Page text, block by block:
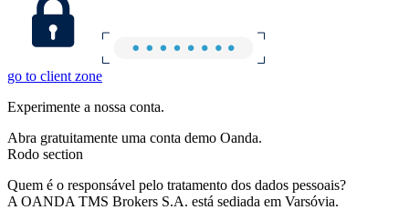
go to client zone
Experimente a nossa conta.
Abra gratuitamente uma conta demo Oanda.
Rodo section
Quem é o responsável pelo tratamento dos dados pessoais?
A OANDA TMS Brokers S.A. está sediada em Varsóvia.